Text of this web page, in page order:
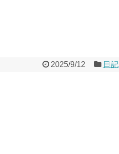
2025/9/12 日記